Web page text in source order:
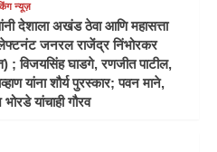
न्यूज़
देशाला अखंड ठेवा आणि महासत्ता
जनरल राजेंद्र निंभोरकर
; विजयसिंह घाडगे, रणजीत पाटील,
यांना शौर्य पुरस्कार; पवन माने,
यांचाही गौरव